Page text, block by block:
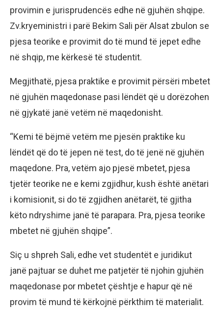
provimin e jurisprudencës edhe në gjuhën shqipe.
Zv.kryeministri i parë Bekim Sali për Alsat zbulon se
pjesa teorike e provimit do të mund të jepet edhe
në shqip, me kërkesë të studentit.
Megjithatë, pjesa praktike e provimit përsëri mbetet
në gjuhën maqedonase pasi lëndët që u dorëzohen
në gjykatë janë vetëm në maqedonisht.
“Kemi të bëjmë vetëm me pjesën praktike ku
lëndët që do të jepen në test, do të jenë në gjuhën
maqedone. Pra, vetëm ajo pjesë mbetet, pjesa
tjetër teorike ne e kemi zgjidhur, kush është anëtari
i komisionit, si do të zgjidhen anëtarët, të gjitha
këto ndryshime janë të parapara. Pra, pjesa teorike
mbetet në gjuhën shqipe”.
Siç u shpreh Sali, edhe vet studentët e juridikut
janë pajtuar se duhet me patjetër të njohin gjuhën
maqedonase por mbetet çështje e hapur që në
provim të mund të kërkojnë përkthim të materialit.